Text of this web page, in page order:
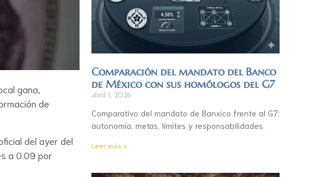
gana,
de
del ayer del
a 0.09 por
Comparación del mandato del Banco
de México con sus homólogos del G7
abril 1, 2026
Comparativo del mandato de Banxico frente al G7:
autonomía, metas, límites y responsabilidades.
Leer más »